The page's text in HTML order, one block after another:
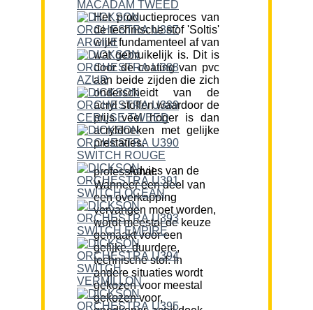
Het productieproces van
de technische stof 'Soltis'
wijkt fundamenteel af van
wat gebruikelijk is. Dit is
door de coating van pvc
aan beide zijden die zich
onderscheidt van de
acryl stoffen waardoor de
prijs veel hoger is dan
acryldoeken met gelijke
prestaties.
Advies van de professional:
Wanneer een deel van
een overkapping
vervangen moet worden,
wordt meestal de keuze
gemaakt voor een
gelijke, duurdere,
technische stof. In
andere situaties wordt
gekozen voor meestal
gekozen voor,